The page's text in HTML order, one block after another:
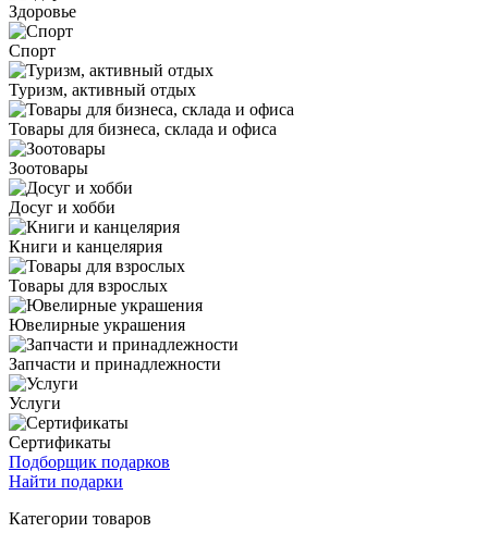
Здоровье
Спорт
Туризм, активный отдых
Товары для бизнеса, склада и офиса
Зоотовары
Досуг и хобби
Книги и канцелярия
Товары для взрослых
Ювелирные украшения
Запчасти и принадлежности
Услуги
Сертификаты
Подборщик подарков
Найти подарки
Категории товаров